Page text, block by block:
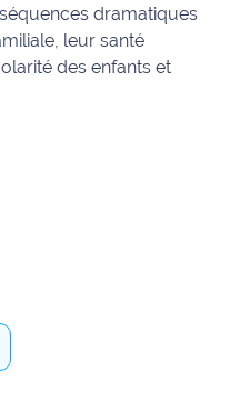
dramatiques
leur santé
des enfants et